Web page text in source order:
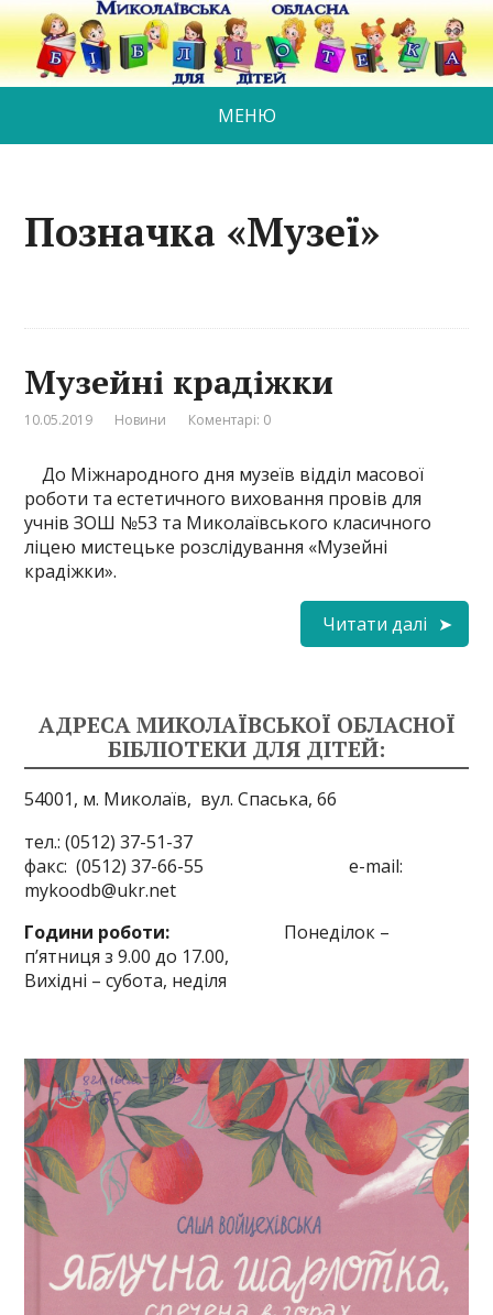
МЕНЮ
Позначка «Музеї»
Музейні крадіжки
10.05.2019 Новини Коментарі: 0
До Міжнародного дня музеїв відділ масової
роботи та естетичного виховання провів для
учнів ЗОШ №53 та Миколаївського класичного
ліцею мистецьке розслідування «Музейні
крадіжки».
Читати далі
АДРЕСА МИКОЛАЇВСЬКОЇ ОБЛАСНОЇ
БІБЛІОТЕКИ ДЛЯ ДІТЕЙ:
54001, м. Миколаїв, вул. Спаська, 66
тел.: (0512) 37-51-37
факс: (0512) 37-66-55 e-mail:
mykoodb@ukr.net
Години роботи: Понеділок –
п’ятниця з 9.00 до 17.00,
Вихідні – субота, неділя